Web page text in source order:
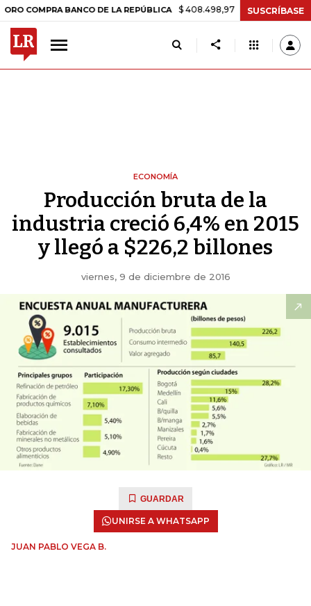
BANCO DE LA REPÚBLICA $ 408.498,97 +$ 8.753,81 +2,19%
SUSCRÍBASE
ECONOMÍA
Producción bruta de la
industria creció 6,4% en 2015
y llegó a $226,2 billones
viernes, 9 de diciembre de 2016
GUARDAR
UNIRSE A WHATSAPP
JUAN PABLO VEGA B.